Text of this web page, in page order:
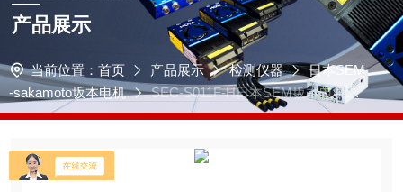
产品展示
当前位置： 首页 产品展示 检测仪器
日本SEM
-sakamoto坂本电机
SEC-S011F-H日本SEM坂本电机独
立式倾角仪